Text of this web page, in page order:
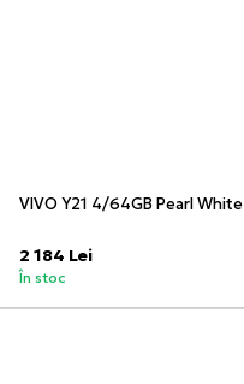
VIVO Y21 4/64GB Pearl White
2 184 Lei
În stoc